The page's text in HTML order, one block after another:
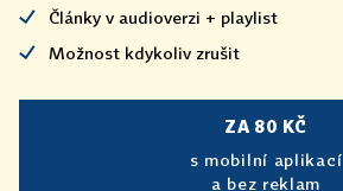
Články v audioverzi + playlist
Možnost kdykoliv zrušit
ZA 80 KČ
s mobilní aplikací
a bez reklam